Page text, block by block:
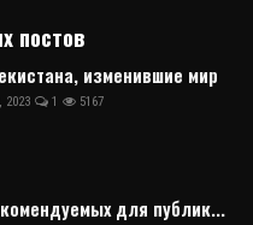
постов
изменившие мир
2023 1 5167
для публик...